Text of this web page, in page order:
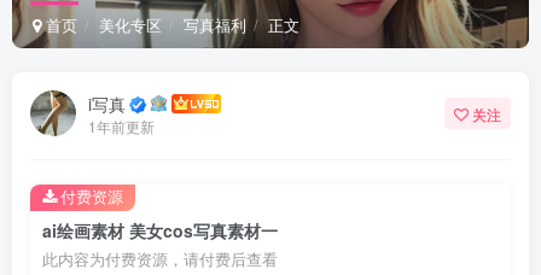
首页 美化专区 写真福利 正文
i写真
1年前更新
关注
ai绘画素材 美女cos写真素材一
此内容为付费资源，请付费后查看
付费资源